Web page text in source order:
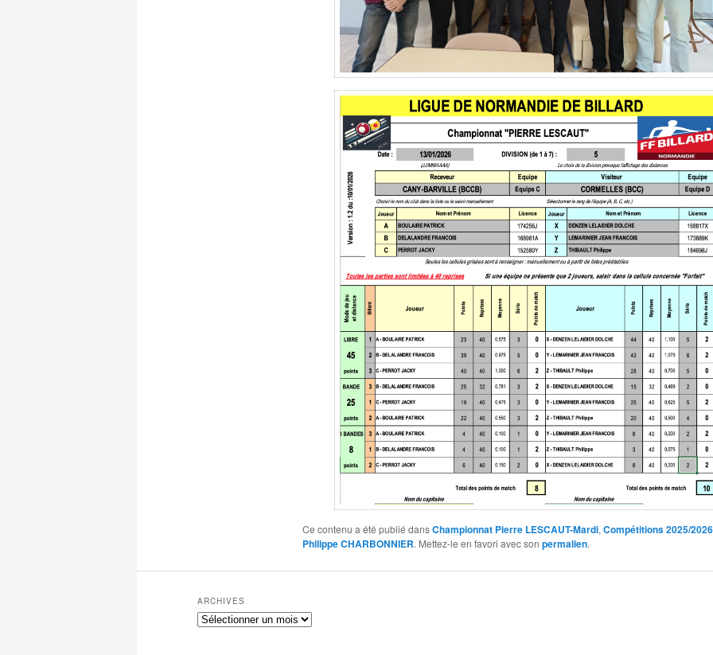
Ce contenu a été publié dansChampionnat Pierre LESCAUT-Mardi, Compétitions 2025/2026
Philippe CHARBONNIER. Mettez-le en favori avec son permalien.
ARCHIVES
Archives